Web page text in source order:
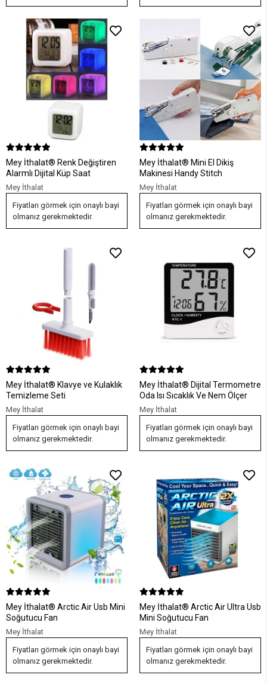
Mey İthalat® Renk Değiştiren
Alarmlı Dijital Küp Saat
Mey İthalat
Fiyatları görmek için onaylı bayi
olmanız gerekmektedir.
Mey İthalat® Mini El Dikiş
Makinesi Handy Stitch
Mey İthalat
Fiyatları görmek için onaylı bayi
olmanız gerekmektedir.
Mey İthalat® Klavye ve Kulaklık
Temizleme Seti
Mey İthalat
Fiyatları görmek için onaylı bayi
olmanız gerekmektedir.
Mey İthalat® Dijital Termometre
Oda Isı Sıcaklık Ve Nem Ölçer
Mey İthalat
Fiyatları görmek için onaylı bayi
olmanız gerekmektedir.
Mey İthalat® Arctic Air Usb Mini
Soğutucu Fan
Mey İthalat
Fiyatları görmek için onaylı bayi
olmanız gerekmektedir.
Mey İthalat® Arctic Air Ultra Usb
Mini Soğutucu Fan
Mey İthalat
Fiyatları görmek için onaylı bayi
olmanız gerekmektedir.